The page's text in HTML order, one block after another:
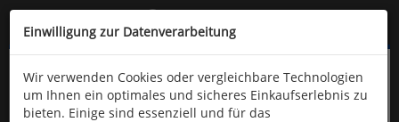
Kompletten Head der Seite überspringen
oder (06766) 9323-960
Einwilligung zur Datenverarbeitung
Wir verwenden Cookies oder vergleichbare Technologien
um Ihnen ein optimales und sicheres Einkaufserlebnis zu
bieten. Einige sind essenziell und für das